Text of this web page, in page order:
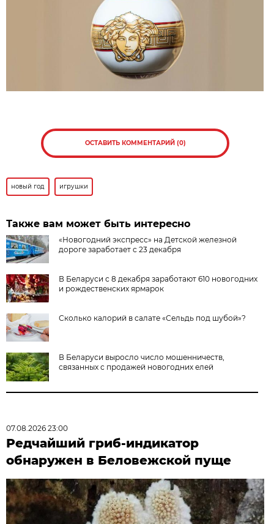
ОСТАВИТЬ КОММЕНТАРИЙ (0)
новый год игрушки
Также вам может быть интересно
«Новогодний экспресс» на Детской железной
дороге заработает с 23 декабря
В Беларуси с 8 декабря заработают 610 новогодних
и рождественских ярмарок
Сколько калорий в салате «Сельдь под шубой»?
В Беларуси выросло число мошенничеств,
связанных с продажей новогодних елей
07.08.2026 23:00
Редчайший гриб-индикатор
обнаружен в Беловежской пуще